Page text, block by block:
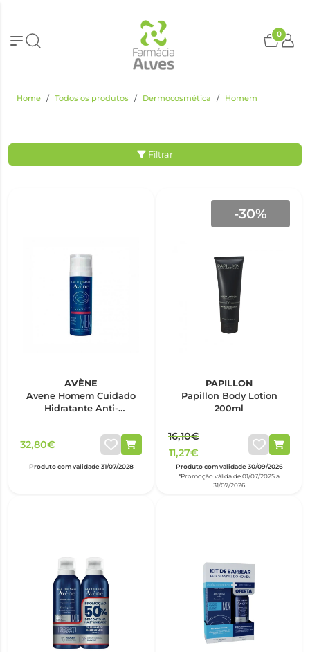
0
Home Todos os produtos Dermocosmética Homem
Filtrar
AVÈNE
Avene Homem Cuidado
Hidratante Anti-
32,80€
Produto com validade 31/07/2028
-30%
*Promoção válida de 01/07/2025 a
31/07/2026
PAPILLON
Papillon Body Lotion
200ml
16,10€
11,27€
Produto com validade 30/09/2026